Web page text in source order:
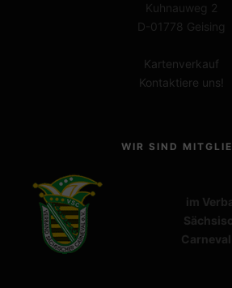
Kuhnauweg 2
D-01778 Geising
Kartenverkauf
Kontaktiere uns!
WIR SIND
im
Carneval